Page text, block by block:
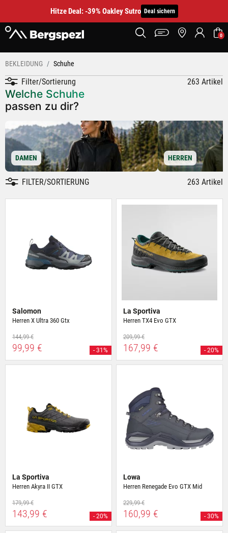
Hitze Deal: -39% Oakley Sutro Deal sichern
0
BEKLEIDUNG Schuhe
Filter/Sortierung 263 Artikel
Welche Schuhe
passen zu dir?
DAMEN HERREN
FILTER/SORTIERUNG 263 Artikel
Salomon
Herren X Ultra 360 Gtx
144,99 €
99,99 € - 31%
La Sportiva
Herren TX4 Evo GTX
209,99 €
167,99 € - 20%
La Sportiva
Herren Akyra II GTX
179,99 €
143,99 € - 20%
Lowa
Herren Renegade Evo GTX Mid
229,99 €
160,99 € - 30%